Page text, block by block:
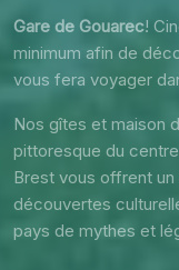
Gare de Gouarec!
minimum afin de
vous fera voyager
Nos gîtes et maison
pittoresque du
Brest vous offrent
découvertes
pays de mythes et